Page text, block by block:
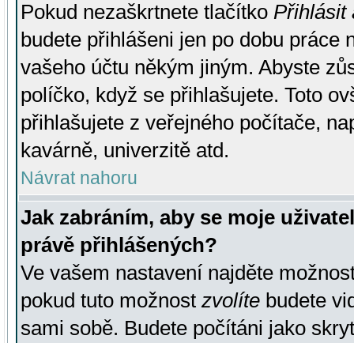
Pokud nezaškrtnete tlačítko Přihlásit
budete přihlášeni jen po dobu práce
vašeho účtu někým jiným. Abyste
políčko, když se přihlašujete. Toto
přihlašujete z veřejného počítače,
kavárně, univerzitě atd.
Návrat nahoru
Jak zabráním, aby se moje
právě přihlášených?
Ve vašem nastavení najděte
pokud tuto možnost zvolíte budete
sami sobě. Budete počítáni jako